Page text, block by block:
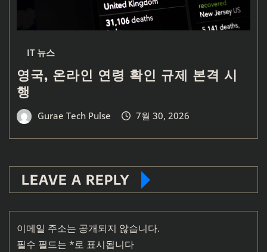
IT 뉴스
영국, 온라인 연령 확인 규제 본격 시
행
Gurae Tech Pulse 7월 30, 2026
LEAVE A REPLY
이메일 주소는 공개되지 않습니다.
필수 필드는 *로 표시됩니다